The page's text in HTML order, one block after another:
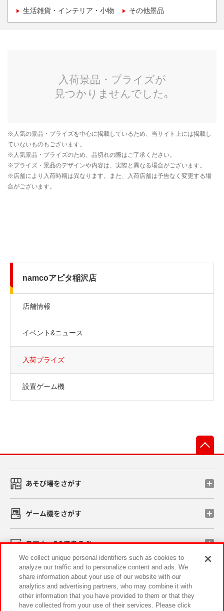
生活雑貨・インテリア・小物 その他景品
namcoアピタ稲沢店
店舗情報
イベント&ニュース
入荷プライズ
設置ゲーム機
あそび場をさがす
ゲーム機をさがす
スマホ・PCであそぶ
イベント・キャンペーン
We collect unique personal identifiers such as cookies to
analyze our traffic and to personalize content and ads. We
share information about your use of our website with our
analytics and advertising partners, who may combine it with
other information that you have provided to them or that they
have collected from your use of their services. Please click